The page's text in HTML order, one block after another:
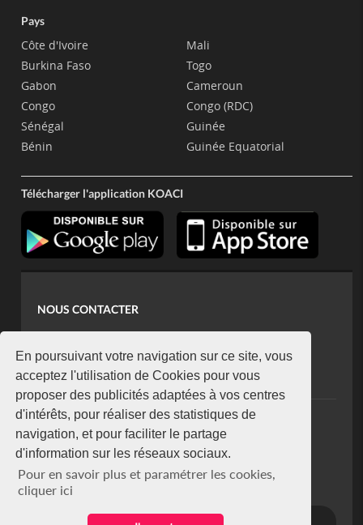
En poursuivant votre navigation sur ce site, vous
acceptez l'utilisation de Cookies pour vous
proposer des publicités adaptées à vos centres
d'intérêts, pour réaliser des statistiques de
navigation, et pour faciliter le partage
d'information sur les réseaux sociaux.
Pour en savoir plus et paramétrer les cookies,
cliquer ici
Pays
Côte d'Ivoire
Burkina Faso
Gabon
Congo
Sénégal
Bénin
Mali
Togo
Cameroun
Congo (RDC)
Guinée
Guinée Equatorial
Télécharger l'application KOACI
NOUS CONTACTER
koaci@yahoo.fr
+225 07 08 85 52 93
NEWSLETTER
Restez connecté via notre newsletter
S'abonner
Se désabonner